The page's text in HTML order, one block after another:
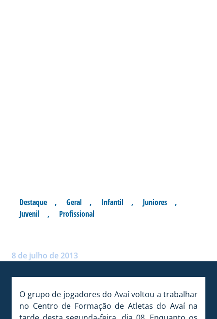
Destaque , Geral , Infantil , Juniores
,
Juvenil
, Profissional
8 de julho de 2013
O grupo de jogadores do Avaí voltou a trabalhar
no Centro de Formação de Atletas do Avaí na